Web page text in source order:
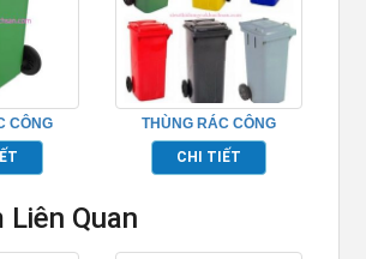
CÔNG
LÍT
THÙNG RÁC CÔNG
NGHIỆP 240 LÍT –
TPTR240L
CHI TIẾT
Liên Quan